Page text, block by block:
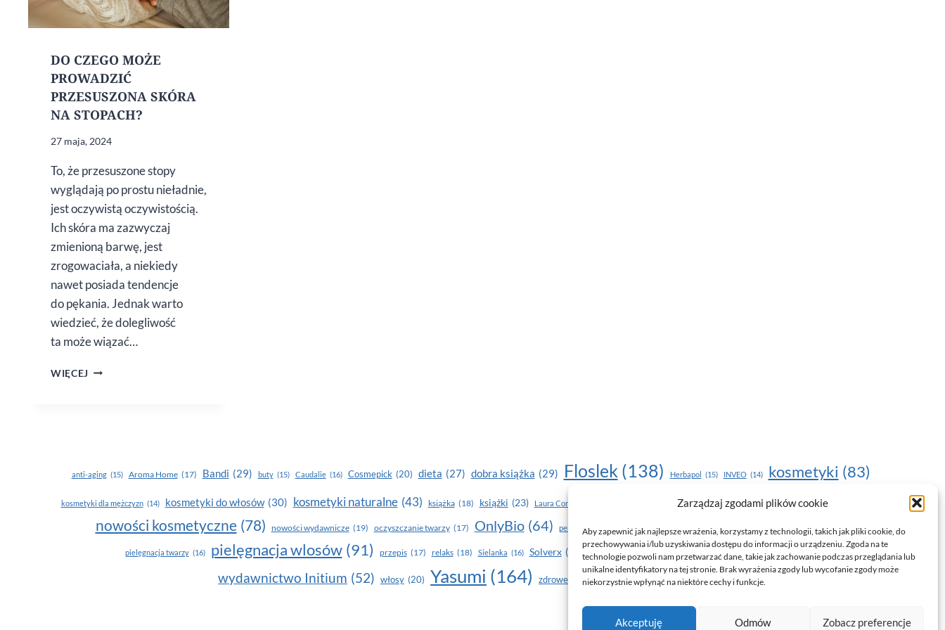
Zarządzaj zgodami plików cookie
Aby zapewnić jak najlepsze wrażenia, korzystamy z technologii, takich jak pliki cookie, do
przechowywania i/lub uzyskiwania dostępu do informacji o urządzeniu. Zgoda na te
technologie pozwoli nam przetwarzać dane, takie jak zachowanie podczas przeglądania lub
unikalne identyfikatory na tej stronie. Brak wyrażenia zgody lub wycofanie zgody może
niekorzystnie wpłynąć na niektóre cechy i funkcje.
Akceptuję Odmów Zobacz preferencje
DO CZEGO MOŻE
PROWADZIĆ
PRZESUSZONA SKÓRA
NA STOPACH?
27 maja, 2024
To, że przesuszone stopy
wyglądają po prostu nieładnie,
jest oczywistą oczywistością.
Ich skóra ma zazwyczaj
zmienioną barwę, jest
zrogowaciała, a niekiedy
nawet posiada tendencje
do pękania. Jednak warto
wiedzieć, że dolegliwość
ta może wiązać…
WIĘCEJ DO CZEGO
anti-aging (15) Aroma Home (17) Bandi (29) buty (15) Caudalie (16) Cosmepick (20) dieta (27) dobra książka (29) Floslek (138) Herbapol (15) INVEO (14) kosmetyki (83)
kosmetyki dla mężczyzn (14) kosmetyki do włosów (30) kosmetyki naturalne (43) książka (18) książki (23) Laura Conti moda(187) nawilżanie skóry (22)
nowości kosmetyczne (78) nowości wydawnicze (19) oczyszczanie twarzy (17) OnlyBio (64) perfumy pielegnacja skóry (24) pielęgnacja pielęgnacja dłoni (14)
pielęgnacja twarzy (16) pielęgnacja wlosów (91) przepis (17) relaks (18) Sielanka (16) Solverx (26) Stapiz (21) trendy (35) uroda (17) witamina C (24)
wydawnictwo Initium (52) włosy (20) Yasumi (164) zdrowe zęby (20) zdrowie(135)